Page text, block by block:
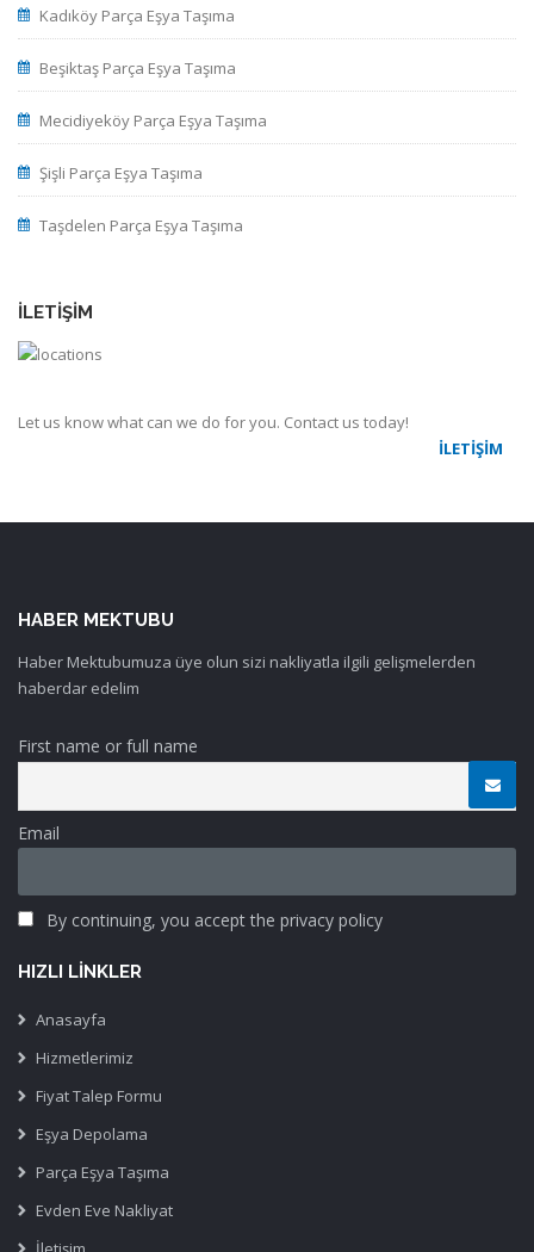
Kadıköy Parça Eşya Taşıma
Beşiktaş Parça Eşya Taşıma
Mecidiyeköy Parça Eşya Taşıma
Şişli Parça Eşya Taşıma
Taşdelen Parça Eşya Taşıma
İLETIŞIM
Let us know what can we do for you. Contact us today!
İLETIŞIM
HABER MEKTUBU
Haber Mektubumuza üye olun sizi nakliyatla ilgili gelişmelerden
haberdar edelim
First name or full name
Email
By continuing, you accept the privacy policy
HIZLI LINKLER
Anasayfa
Hizmetlerimiz
Fiyat Talep Formu
Eşya Depolama
Parça Eşya Taşıma
Evden Eve Nakliyat